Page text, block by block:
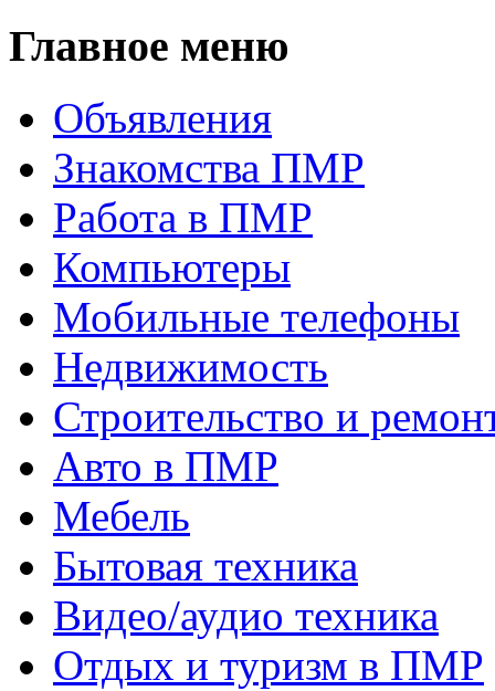
Главное меню
Объявления
Знакомства ПМР
Работа в ПМР
Компьютеры
Мобильные телефоны
Недвижимость
Строительство и
Авто в ПМР
Мебель
Бытовая техника
Видео/аудио техника
Отдых и туризм в ПМР